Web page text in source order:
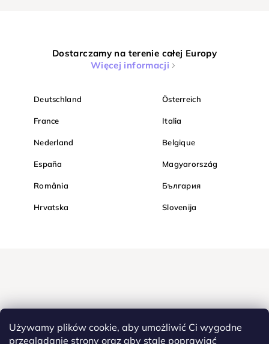
Używamy plików cookie, aby umożliwić Ci wygodne
przeglądanie strony oraz aby stale poprawiać
Dostarczamy na terenie całej Europy
Więcej informacji
Deutschland Österreich
France Italia
Nederland Belgique
España Magyarország
România България
Hrvatska Slovenija